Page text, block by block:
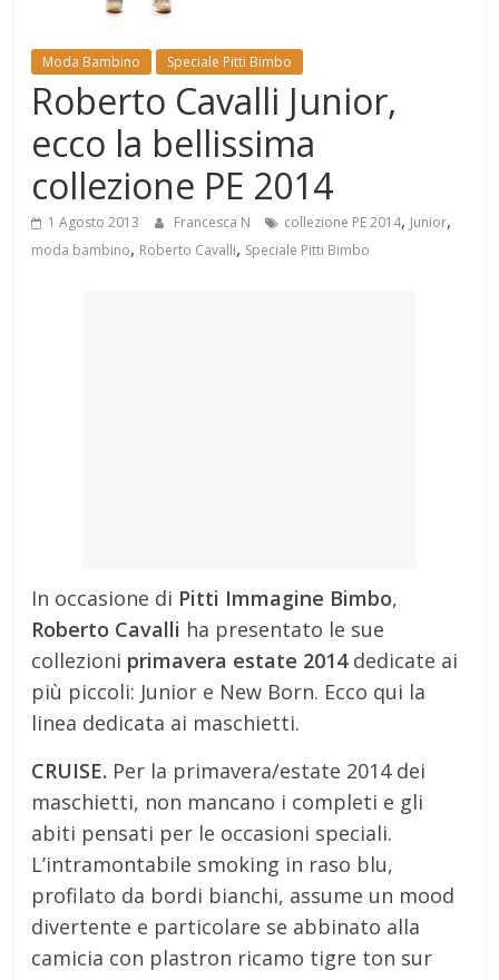
Moda Bambino Speciale Pitti Bimbo
Roberto Cavalli Junior,
ecco la bellissima
collezione PE 2014
1 Agosto 2013 Francesca N collezione PE 2014, Junior,
moda bambino, Roberto Cavalli, Speciale Pitti Bimbo
In occasione di Pitti Immagine Bimbo,
Roberto Cavalli ha presentato le sue
collezioni primavera estate 2014dedicate ai
più piccoli: Junior e New Born. Ecco qui la
linea dedicata ai maschietti.
CRUISE. Per la primavera/estate 2014 dei
maschietti, non mancano i completi e gli
abiti pensati per le occasioni speciali.
L’intramontabile smoking in raso blu,
profilato da bordi bianchi, assume un mood
divertente e particolare se abbinato alla
camicia con plastron ricamo tigre ton sur